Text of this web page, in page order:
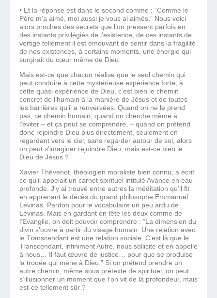
• Et la réponse est dans le second comme : “Comme le
Père m’a aimé, moi aussi je vous ai aimés.” Nous voici
alors proches des secrets que l’on pressent parfois en
des instants privilégiés de l’existence, de ces instants de
vertige tellement il est émouvant de sentir dans la fragilité
de nos existences, à certains moments, une énergie qui
surgirait du cœur même de Dieu.
Mais est-ce que chacun réalise que le seul chemin qui
peut conduire à cette mystérieuse expérience forte, à
cette quasi expérience de Dieu, c’est bien le chemin
concret de l’humain à la manière de Jésus et de toutes
les barrières qu’il a renversées. Quand on ne le prend
pas, ce chemin humain, quand on cherche même à
l’éviter – et ça peut se comprendre, – quand on prétend
donc rejoindre Dieu plus directement, seulement en
regardant vers le ciel, sans regarder autour de soi, alors
on peut s’imaginer rejoindre Dieu, mais est-ce bien le
Dieu de Jésus ?
Xavier Thévenot, théologien moraliste bien connu, a écrit
ce qu’il appelait un carnet spirituel intitulé Avance en eau
profonde. J’y ai trouvé entre autres la méditation qu’il fit
en apprenant le décès du grand philosophe Emmanuel
Lévinas. Pardon pour le vocabulaire un peu ardu de
Lévinas. Mais en gardant en tête les deux comme de
l’Evangile, on doit pouvoir comprendre : “La dimension du
divin s’ouvre à partir du visage humain. Une relation avec
le Transcendant est une relation sociale. C’est là que le
Transcendant, infiniment Autre, nous sollicite et en appelle
à nous… Il faut œuvre de justice… pour que se produise
la trouée qui mène à Dieu.” Si on prétend prendre un
autre chemin, même sous prétexte de spirituel, on peut
s’illusionner un moment que l’on vit de la profondeur, mais
est-ce tellement sûr ?